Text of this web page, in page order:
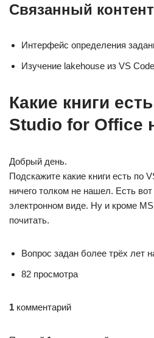
Связанный контент
Интерфейс определения
Изучение lakehouse из VS Code
Какие книги
Studio for Office
Добрый день.
Подскажите какие книги есть по
ничего толком не нашел. Есть
электронном виде. Ну и кроме
почитать.
Вопрос задан более трёх лет
82 просмотра
1 комментарий